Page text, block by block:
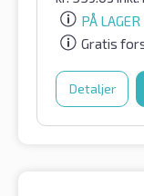
PÅ LAGER
Gratis
Detaljer